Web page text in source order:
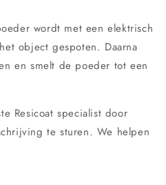
wordt met een elektrisch
object gespoten. Daarna
en smelt de poeder tot een
Resicoat specialist door
te sturen. We helpen